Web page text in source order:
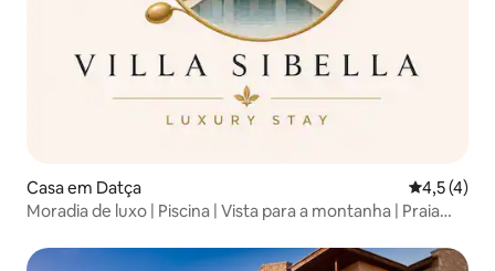
Casa em Datça
4,5 (4)
Moradia de luxo | Piscina | Vista para a montanha | Praia